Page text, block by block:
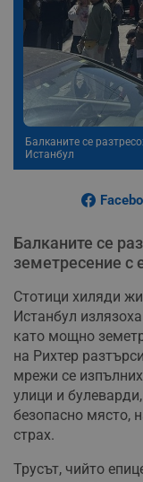
Балканите се
Истанбул
Балканите се
земетресение с
Стотици хиляди
Истанбул
като мощно
на Рихтер
мрежи се
улици и
безопасно място,
страх.
Трусът, чийто